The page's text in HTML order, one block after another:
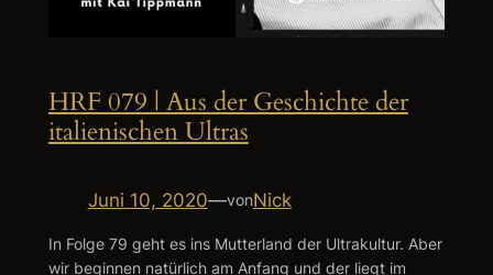
HRF 079 | Aus der Geschichte der
italienischen Ultras
Juni 10, 2020—vonNick
In Folge 79 geht es ins Mutterland der Ultrakultur. Aber
wir beginnen natürlich am Anfang und der liegt im